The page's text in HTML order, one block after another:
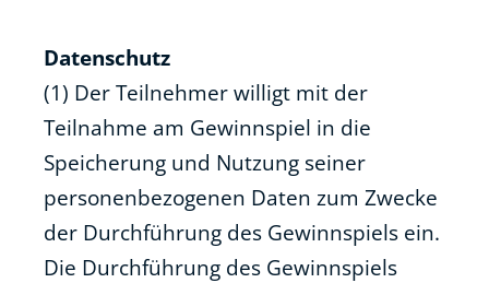
Datenschutz
(1) Der Teilnehmer willigt mit der
Teilnahme am Gewinnspiel in die
Speicherung und Nutzung seiner
personenbezogenen Daten zum Zwecke
der Durchführung des Gewinnspiels ein.
Die Durchführung des Gewinnspiels